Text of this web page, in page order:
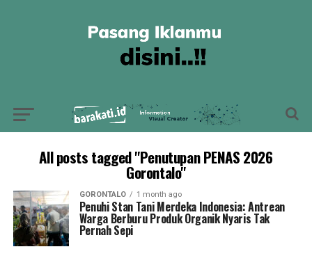
All posts tagged "Penutupan PENAS 2026
Gorontalo"
GORONTALO 1 month ago
Penuhi Stan Tani Merdeka Indonesia: Antrean
Warga Berburu Produk Organik Nyaris Tak
Pernah Sepi